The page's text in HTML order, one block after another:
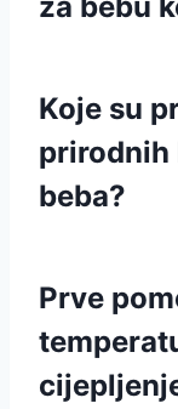
Koje su
prirodnih
beba?
Prve